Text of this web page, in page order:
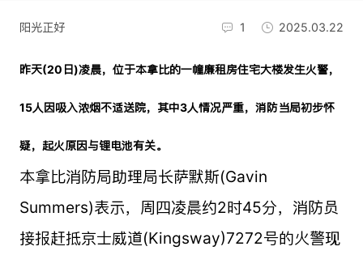
阳光正好 1 2025.03.22
昨天(20日)凌晨，位于本拿比的一幢廉租房住宅大楼发生火警，
15人因吸入浓烟不适送院，其中3人情况严重，消防当局初步怀
疑，起火原因与锂电池有关。
本拿比消防局助理局长萨默斯(Gavin
Summers)表示，周四凌晨约2时45分，消防员
接报赶抵京士威道(Kingsway)7272号的火警现